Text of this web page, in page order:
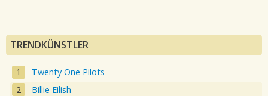
TRENDKÜNSTLER
Twenty One Pilots
Billie Eilish